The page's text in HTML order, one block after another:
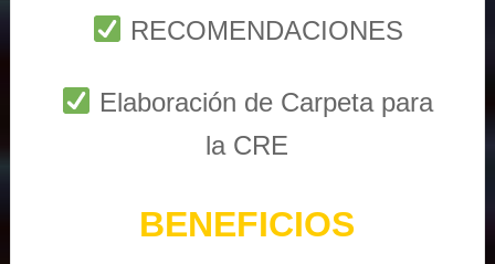
RECOMENDACIONES
Elaboración de Carpeta para
la CRE
BENEFICIOS